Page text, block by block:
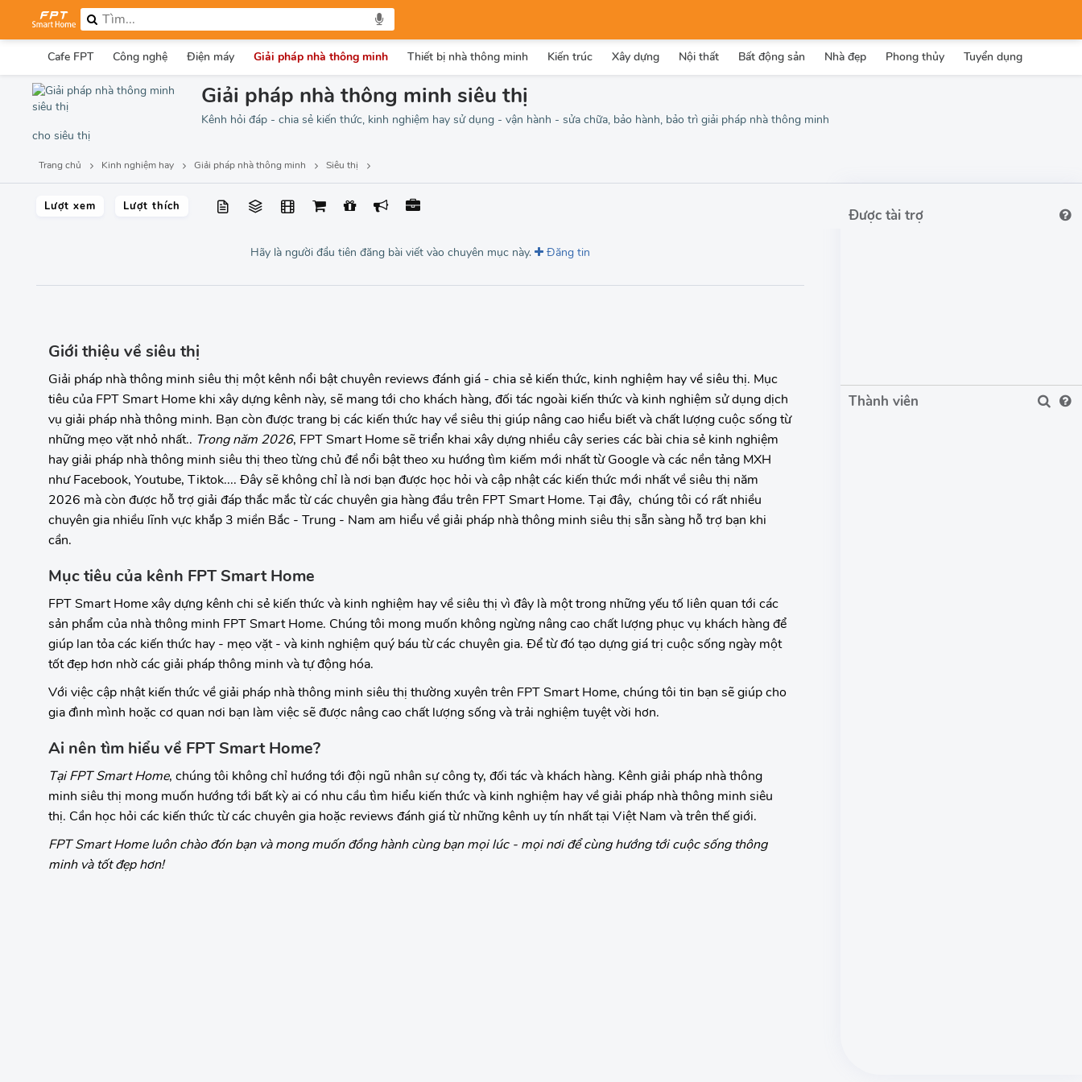
Cafe FPT Công nghệ Điện máy Giải pháp nhà thông minh Thiết bị nhà thông minh Kiến trúc Xây dựng Nội thất Bất động sản Nhà đẹp Phong thủy Tuyển dụng
Giải pháp nhà thông minh siêu thị
Kênh hỏi đáp - chia sẻ kiến thức, kinh nghiệm hay sử dụng - vận hành - sửa chữa, bảo hành, bảo trì giải pháp nhà thông minh
cho siêu thị
Trang chủ Kinh nghiệm hay Giải pháp nhà thông minh Siêu thị
Lượt xem Lượt thích
Hãy là người đầu tiên đăng bài viết vào chuyên mục này. Đăng tin
Giới thiệu về siêu thị
Giải pháp nhà thông minh siêu thị một kênh nổi bật chuyên reviews đánh giá - chia sẻ kiến thức, kinh nghiệm hay về siêu thị. Mục
tiêu của FPT Smart Home khi xây dựng kênh này, sẽ mang tới cho khách hàng, đối tác ngoài kiến thức và kinh nghiệm sử dụng dịch
vụ giải pháp nhà thông minh. Bạn còn được trang bị các kiến thức hay về siêu thị giúp nâng cao hiểu biết và chất lượng cuộc sống từ
những mẹo vặt nhỏ nhất.. Trong năm 2026, FPT Smart Home sẽ triển khai xây dựng nhiều cây series các bài chia sẻ kinh nghiệm
hay giải pháp nhà thông minh siêu thị theo từng chủ đề nổi bật theo xu hướng tìm kiếm mới nhất từ Google và các nền tảng MXH
như Facebook, Youtube, Tiktok.... Đây sẽ không chỉ là nơi bạn được học hỏi và cập nhật các kiến thức mới nhất về siêu thị năm
2026 mà còn được hỗ trợ giải đáp thắc mắc từ các chuyên gia hàng đầu trên FPT Smart Home. Tại đây, chúng tôi có rất nhiều
chuyên gia nhiều lĩnh vực khắp 3 miền Bắc - Trung - Nam am hiểu về giải pháp nhà thông minh siêu thị sẵn sàng hỗ trợ bạn khi
cần.
Mục tiêu của kênh FPT Smart Home
FPT Smart Home xây dựng kênh chi sẻ kiến thức và kinh nghiệm hay về siêu thị vì đây là một trong những yếu tố liên quan tới các
sản phẩm của nhà thông minh FPT Smart Home. Chúng tôi mong muốn không ngừng nâng cao chất lượng phục vụ khách hàng để
giúp lan tỏa các kiến thức hay - mẹo vặt - và kinh nghiệm quý báu từ các chuyên gia. Để từ đó tạo dựng giá trị cuộc sống ngày một
tốt đẹp hơn nhờ các giải pháp thông minh và tự động hóa.
Với việc cập nhật kiến thức về giải pháp nhà thông minh siêu thị thường xuyên trên FPT Smart Home, chúng tôi tin bạn sẽ giúp cho
gia đình mình hoặc cơ quan nơi bạn làm việc sẽ được nâng cao chất lượng sống và trải nghiệm tuyệt vời hơn.
Ai nên tìm hiểu về FPT Smart Home?
Tại FPT Smart Home, chúng tôi không chỉ hướng tới đội ngũ nhân sự công ty, đối tác và khách hàng. Kênh giải pháp nhà thông
minh siêu thị mong muốn hướng tới bất kỳ ai có nhu cầu tìm hiểu kiến thức và kinh nghiệm hay về giải pháp nhà thông minh siêu
thị. Cần học hỏi các kiến thức từ các chuyên gia hoặc reviews đánh giá từ những kênh uy tín nhất tại Việt Nam và trên thế giới.
FPT Smart Home luôn chào đón bạn và mong muốn đồng hành cùng bạn mọi lúc - mọi nơi để cùng hướng tới cuộc sống thông
minh và tốt đẹp hơn!
Được tài trợ
Thành viên